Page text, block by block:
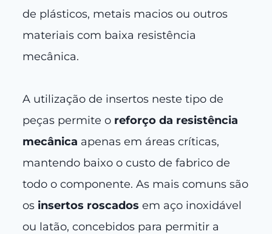
de plásticos, metais macios ou outros
materiais com baixa resistência
mecânica.
A utilização de insertos neste tipo de
peças permite o reforço da resistência
mecânica apenas em áreas críticas,
mantendo baixo o custo de fabrico de
todo o componente. As mais comuns são
os insertos roscados em aço inoxidável
ou latão, concebidos para permitir a